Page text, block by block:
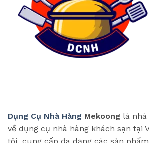
Dụng Cụ Nhà Hàng Mekoong là
về dụng cụ nhà hàng khách sạn tại